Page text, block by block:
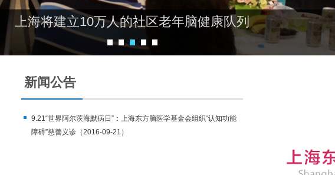
上海老年脑健康队列研究正式启动
新闻公告
9.21“世界阿尔茨海默病日”：上海东方脑医学基金会组织“认知功能
障碍”慈善义诊（2016-09-21）